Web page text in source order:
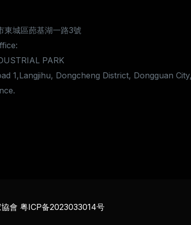
東城區蓢基湖一路3號
PARK
1,Langjihu, Dongcheng District, Dongguan
會 粤ICP备2023033014号